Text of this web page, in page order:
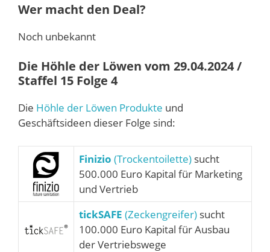
Wer macht den Deal?
Noch unbekannt
Die Höhle der Löwen vom 29.04.2024 /
Staffel 15 Folge 4
Die Höhle der Löwen Produkte und
Geschäftsideen dieser Folge sind:
Finizio (Trockentoilette) sucht
500.000 Euro Kapital für Marketing
und Vertrieb
tickSAFE (Zeckengreifer) sucht
100.000 Euro Kapital für Ausbau
der Vertriebswege